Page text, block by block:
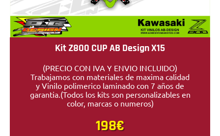
Kit Z800 CUP AB Design X15
(PRECIO CON IVA Y ENVIO INCLUIDO)
Trabajamos con materiales de maxima calidad
y Vinilo polimerico laminado con 7 años de
garantia.(Todos los kits son personalizables en
color, marcas o numeros)
198€